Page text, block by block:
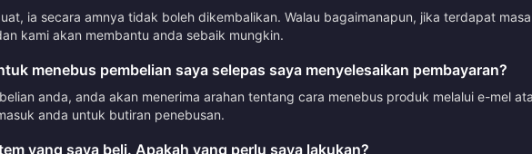
ia secara amnya tidak boleh dikembalikan. Walau bagaimanapun, jika terdapat
kami akan membantu anda sebaik mungkin.
menebus pembelian saya selepas saya menyelesaikan pembayaran?
anda, anda akan menerima arahan tentang cara menebus produk melalui e-mel
anda untuk butiran penebusan.
yang saya beli. Apakah yang perlu saya lakukan?